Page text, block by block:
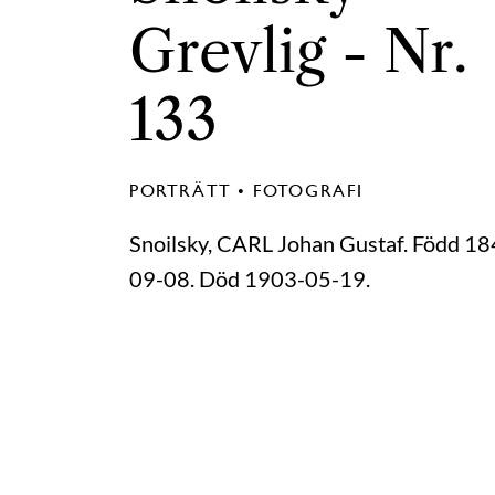
Grevlig - Nr.
133
PORTRÄTT • FOTOGRAFI
Snoilsky, CARL Johan Gustaf. Född
09-08. Död 1903-05-19.